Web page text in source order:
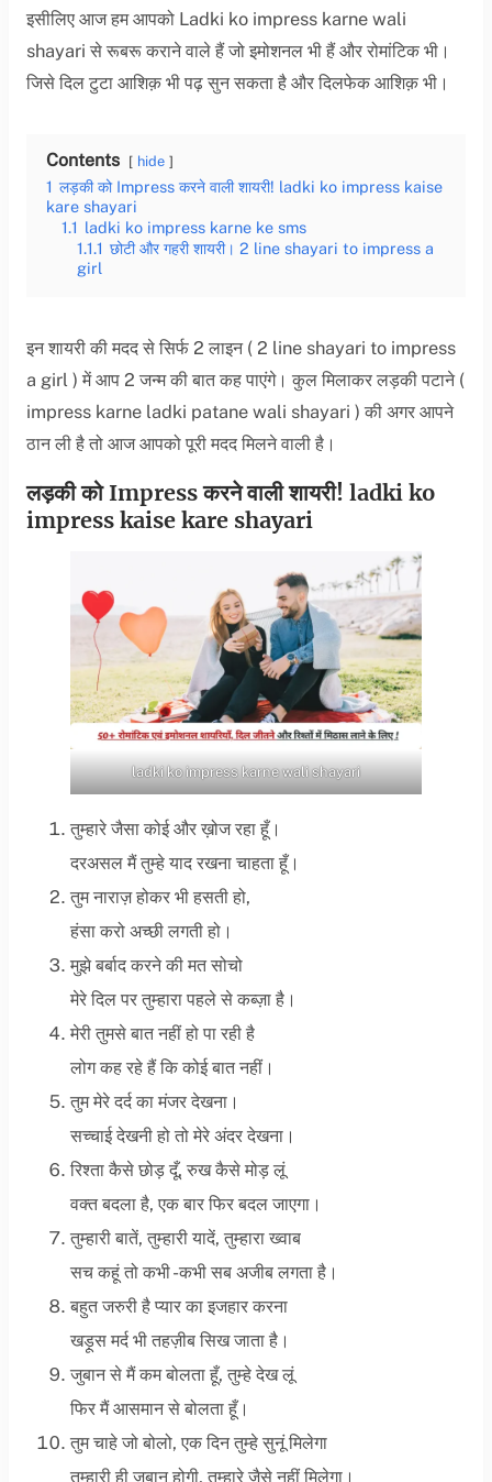
इसीलिए आज हम आपको Ladki ko impress karne wali
shayari से रूबरू कराने वाले हैं जो इमोशनल भी हैं और रोमांटिक भी।
जिसे दिल टुटा आशिक़ भी पढ़ सुन सकता है और दिलफेक आशिक़ भी।
Contents hide
1 लड़की को Impress करने वाली शायरी! ladki ko impress kaise
kare shayari
1.1 ladki ko impress karne ke sms
1.1.1 छोटी और गहरी शायरी। 2 line shayari to impress a
girl
इन शायरी की मदद से सिर्फ 2 लाइन ( 2 line shayari to impress
a girl ) में आप 2 जन्म की बात कह पाएंगे। कुल मिलाकर लड़की पटाने (
impress karne ladki patane wali shayari ) की अगर आपने
ठान ली है तो आज आपको पूरी मदद मिलने वाली है।
लड़की को Impress करने वाली शायरी! ladki ko
impress kaise kare shayari
ladki ko impress karne wali shayari
तुम्हारे जैसा कोई और ख़ोज रहा हूँ।
दरअसल मैं तुम्हे याद रखना चाहता हूँ।
तुम नाराज़ होकर भी हसती हो,
हंसा करो अच्छी लगती हो।
मुझे बर्बाद करने की मत सोचो
मेरे दिल पर तुम्हारा पहले से कब्ज़ा है।
मेरी तुमसे बात नहीं हो पा रही है
लोग कह रहे हैं कि कोई बात नहीं।
तुम मेरे दर्द का मंजर देखना।
सच्चाई देखनी हो तो मेरे अंदर देखना।
रिश्ता कैसे छोड़ दूँ, रुख कैसे मोड़ लूं
वक्त बदला है, एक बार फिर बदल जाएगा।
तुम्हारी बातें, तुम्हारी यादें, तुम्हारा ख्वाब
सच कहूं तो कभी -कभी सब अजीब लगता है।
बहुत जरुरी है प्यार का इजहार करना
खड़ूस मर्द भी तहज़ीब सिख जाता है।
जुबान से मैं कम बोलता हूँ, तुम्हे देख लूं
फिर मैं आसमान से बोलता हूँ।
तुम चाहे जो बोलो, एक दिन तुम्हे सुनूं मिलेगा
तुम्हारी ही जबान होगी, तुम्हारे जैसे नहीं मिलेगा।